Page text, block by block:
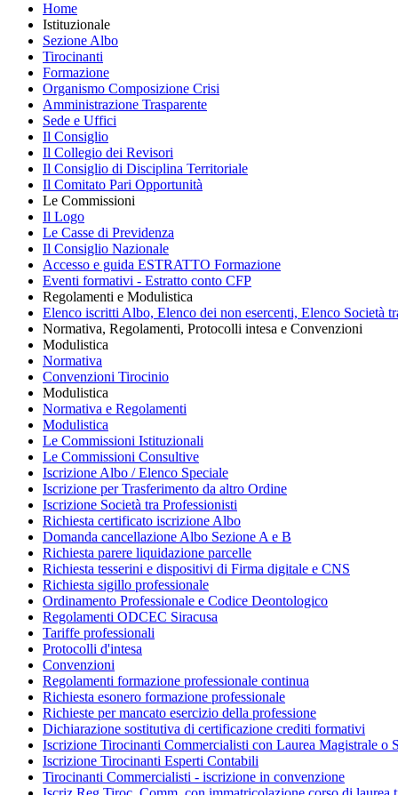
Home
Istituzionale
Sezione Albo
Tirocinanti
Formazione
Organismo Composizione Crisi
Amministrazione Trasparente
Sede e Uffici
Il Consiglio
Il Collegio dei Revisori
Il Consiglio di Disciplina Territoriale
Il Comitato Pari Opportunità
Le Commissioni
Il Logo
Le Casse di Previdenza
Il Consiglio Nazionale
Accesso e guida ESTRATTO Formazione
Eventi formativi - Estratto conto CFP
Regolamenti e Modulistica
Elenco iscritti Albo, Elenco dei non esercenti, Elenco Società
Normativa, Regolamenti, Protocolli intesa e Convenzioni
Modulistica
Normativa
Convenzioni Tirocinio
Modulistica
Normativa e Regolamenti
Modulistica
Le Commissioni Istituzionali
Le Commissioni Consultive
Iscrizione Albo / Elenco Speciale
Iscrizione per Trasferimento da altro Ordine
Iscrizione Società tra Professionisti
Richiesta certificato iscrizione Albo
Domanda cancellazione Albo Sezione A e B
Richiesta parere liquidazione parcelle
Richiesta tesserini e dispositivi di Firma digitale e CNS
Richiesta sigillo professionale
Ordinamento Professionale e Codice Deontologico
Regolamenti ODCEC Siracusa
Tariffe professionali
Protocolli d'intesa
Convenzioni
Regolamenti formazione professionale continua
Richiesta esonero formazione professionale
Richieste per mancato esercizio della professione
Dichiarazione sostitutiva di certificazione crediti formativi
Iscrizione Tirocinanti Commercialisti con Laurea Magistrale o
Iscrizione Tirocinanti Esperti Contabili
Tirocinanti Commercialisti - iscrizione in convenzione